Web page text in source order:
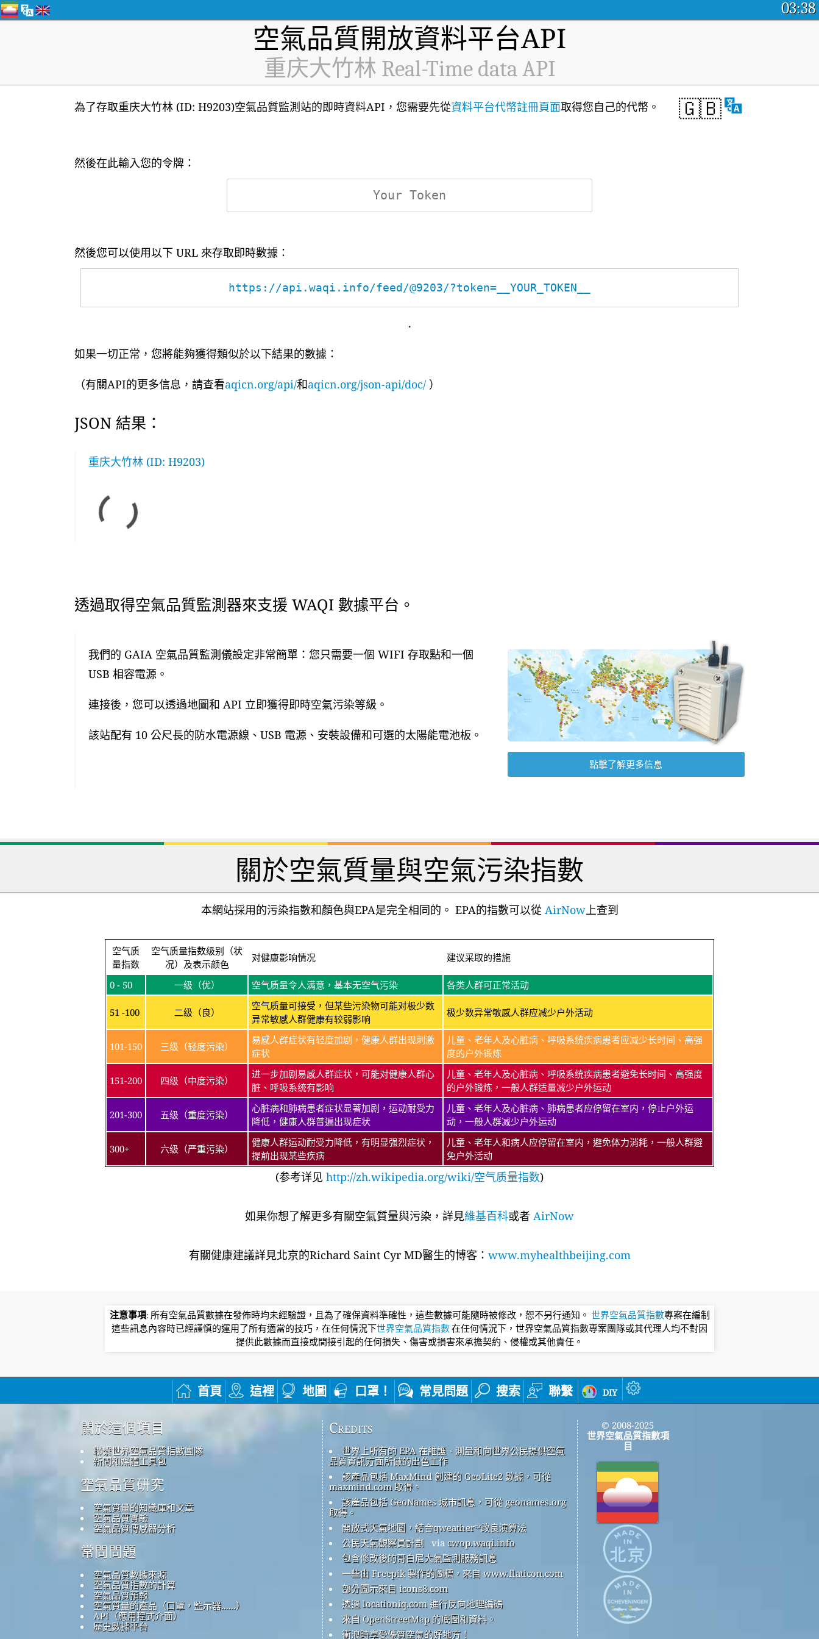
03:38
空氣品質開放資料平台API
重庆大竹林 Real-Time data API
🇬🇧
為了存取重庆大竹林 (ID: H9203)空氣品質監測站的即時資料API，您需要先從資料平台代幣註冊頁面取得您自己的代幣。
然後在此輸入您的令牌：
然後您可以使用以下 URL 來存取即時數據：
https://api.waqi.info/feed/@9203/?token=__YOUR_TOKEN__
.
如果一切正常，您將能夠獲得類似於以下結果的數據：
（有關API的更多信息，請查看aqicn.org/api/和aqicn.org/json-api/doc/ ）
JSON 結果：
重庆大竹林 (ID: H9203)
透過取得空氣品質監測器來支援 WAQI 數據平台。
我們的 GAIA 空氣品質監測儀設定非常簡單：您只需要一個 WIFI 存取點和一個
USB 相容電源。
連接後，您可以透過地圖和 API 立即獲得即時空氣污染等級。
該站配有 10 公尺長的防水電源線、USB 電源、安裝設備和可選的太陽能電池板。
點擊了解更多信息
關於空氣質量與空氣污染指數
本網站採用的污染指數和顏色與EPA是完全相同的。 EPA的指數可以從AirNow上查到
空气质
量指数
空气质量指数级别（状
况）及表示颜色
对健康影响情况 建议采取的措施
0 - 50 一级（优） 空气质量令人满意，基本无空气污染 各类人群可正常活动
51 -100 二级（良）
空气质量可接受，但某些污染物可能对极少数
异常敏感人群健康有较弱影响
极少数异常敏感人群应减少户外活动
101-150 三级（轻度污染）
易感人群症状有轻度加剧，健康人群出现刺激
症状
儿童、老年人及心脏病、呼吸系统疾病患者应减少长时间、高强
度的户外锻炼
151-200 四级（中度污染）
进一步加剧易感人群症状，可能对健康人群心
脏、呼吸系统有影响
儿童、老年人及心脏病、呼吸系统疾病患者避免长时间、高强度
的户外锻炼，一般人群适量减少户外运动
201-300 五级（重度污染）
心脏病和肺病患者症状显著加剧，运动耐受力
降低，健康人群普遍出现症状
儿童、老年人及心脏病、肺病患者应停留在室内，停止户外运
动，一般人群减少户外运动
300+ 六级（严重污染）
健康人群运动耐受力降低，有明显强烈症状，
提前出现某些疾病
儿童、老年人和病人应停留在室内，避免体力消耗，一般人群避
免户外活动
(参考详见 http://zh.wikipedia.org/wiki/空气质量指数)
如果你想了解更多有關空氣質量與污染，詳見維基百科或者 AirNow
有關健康建議詳​​見北京的Richard Saint Cyr MD醫生的博客： www.myhealthbeijing.com
注意事項: 所有空氣品質數據在發佈時均未經驗證，且為了確保資料準確性，這些數據可能隨時被修改，恕不另行通知。 世界空氣品質指數專案在編制
這些訊息內容時已經謹慎的運用了所有適當的技巧，在任何情況下世界空氣品質指數在任何情況下，世界空氣品質指數專案團隊或其代理人均不對因
提供此數據而直接或間接引起的任何損失、傷害或損害來承擔契約、侵權或其他責任。
首頁 這裡 地圖 口罩！ 常見問題 搜索 聯繫 diy
關於這個項目
聯繫世界空氣品質指數團隊
新聞和媒體工具包
空氣品質研究
空氣質量的知識庫和文章
空氣品質實驗
空氣品質傳感器分析
常問問題
空氣品質數據來源
空氣品質指數的計算
空氣品質預報
空氣質量的產品（口罩，監示器......）
API（應用程式介面）
歷史數據平台
Credits
世界上所有的 EPA 在維護、測量和向世界公民提供空氣
品質資訊方面所做的出色工作
該產品包括 MaxMind 創建的 GeoLite2 數據，可從
maxmind.com 取得。
該產品包括 GeoNames 城市訊息，可從 geonames.org
取得。
開放式天氣地圖，結合qweather™改良演算法
公民天氣觀察員計劃 via cwop.waqi.info
包含修改後的哥白尼大氣監測服務訊息
一些由 Freepik 製作的圖標，來自 www.flaticon.com
部分圖示來自 icons8.com
透過 locationiq.com 進行反向地理編碼
來自 OpenStreetMap 的底圖和資料。
衝浪時享受優質空氣的好地方！
© 2008-2025
世界空氣品質指數項
目